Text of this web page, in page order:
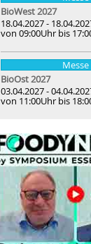
BioWest 2027
18.04.2027 -
von 09:00Uhr bis
Messe
BioOst2027
03.04.2027 -
von 11:00Uhr bis